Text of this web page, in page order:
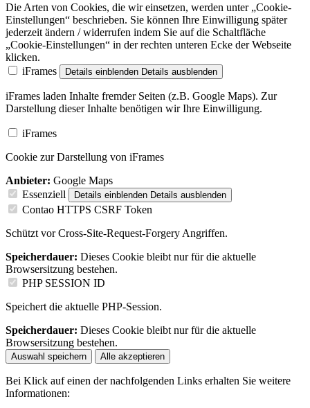
Die Arten von Cookies, die wir einsetzen, werden unter „Cookie-
Einstellungen“ beschrieben. Sie können Ihre Einwilligung später
jederzeit ändern / widerrufen indem Sie auf die Schaltfläche
„Cookie-Einstellungen“ in der rechten unteren Ecke der Webseite
klicken.
iFrames
Details einblenden Details ausblenden
iFrames laden Inhalte fremder Seiten (z.B. Google Maps). Zur
Darstellung dieser Inhalte benötigen wir Ihre Einwilligung.
iFrames
Cookie zur Darstellung von iFrames
Anbieter: Google Maps
Essenziell
Details einblenden Details ausblenden
Contao HTTPS CSRF Token
Schützt vor Cross-Site-Request-Forgery Angriffen.
Speicherdauer: Dieses Cookie bleibt nur für die aktuelle
Browsersitzung bestehen.
PHP SESSION ID
Speichert die aktuelle PHP-Session.
Speicherdauer: Dieses Cookie bleibt nur für die aktuelle
Browsersitzung bestehen.
Auswahl speichern Alle akzeptieren
Bei Klick auf einen der nachfolgenden Links erhalten Sie weitere
Informationen: